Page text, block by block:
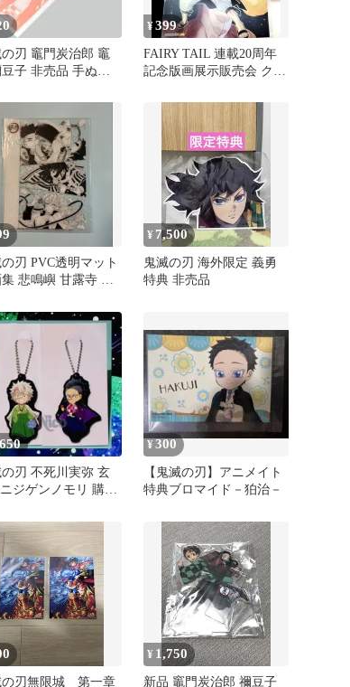
の刃 竈門炭治郎 竈
子 非売品 手ぬぐ
¥399
FAIRY TAIL 連載20周年
記念版画展示販売会 クリ
の刃 PVC透明マット
悲鳴嶼 甘露寺 伊
¥ 7,500
鬼滅の刃 海外限定 義勇
特典 非売品
の刃 不死川実弥 玄
ジゲンノモリ 購入
¥300
【鬼滅の刃】アニメイト
特典ブロマイド－狛治－
の刃無限城 第一章
¥ 1,750
新品 竈門炭治郎 禰豆子